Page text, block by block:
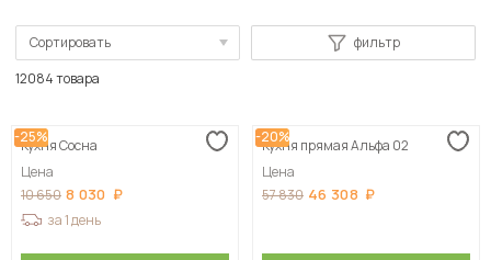
Сортировать
По популярности
фильтр
12084 товара
-25%
Кухня Сосна
Цена
10 650 8 030
за 1 день
-20%
Кухня прямая Альфа 02
Цена
57 830 46 308